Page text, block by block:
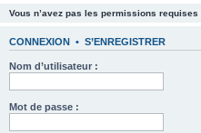
Vous n’avez pas les permissions
CONNEXION • S’ENREGISTRER
Nom d’utilisateur :
Mot de passe :